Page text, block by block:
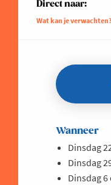
Direct naar:
Wat kan je verwachten?
Wanneer
Dinsdag
Dinsdag
Dinsdag